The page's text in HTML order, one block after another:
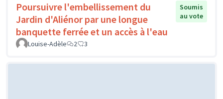
Poursuivre l'embellissement du
Jardin d'Aliénor par une longue
banquette ferrée et un accès à l'eau
Soumis
au vote
Louise-Adèle 2 3